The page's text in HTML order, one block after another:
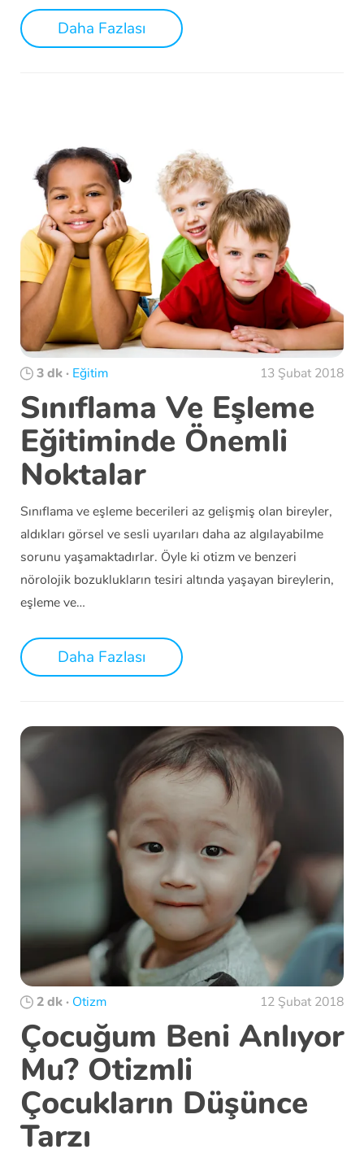
Daha Fazlası
3 dk · Eğitim 13 Şubat 2018
Sınıflama Ve Eşleme
Eğitiminde Önemli
Noktalar
Sınıflama ve eşleme becerileri az gelişmiş olan bireyler,
aldıkları görsel ve sesli uyarıları daha az algılayabilme
sorunu yaşamaktadırlar. Öyle ki otizm ve benzeri
nörolojik bozuklukların tesiri altında yaşayan bireylerin,
eşleme ve…
Daha Fazlası
2 dk · Otizm 12 Şubat 2018
Çocuğum Beni Anlıyor
Mu? Otizmli
Çocukların Düşünce
Tarzı